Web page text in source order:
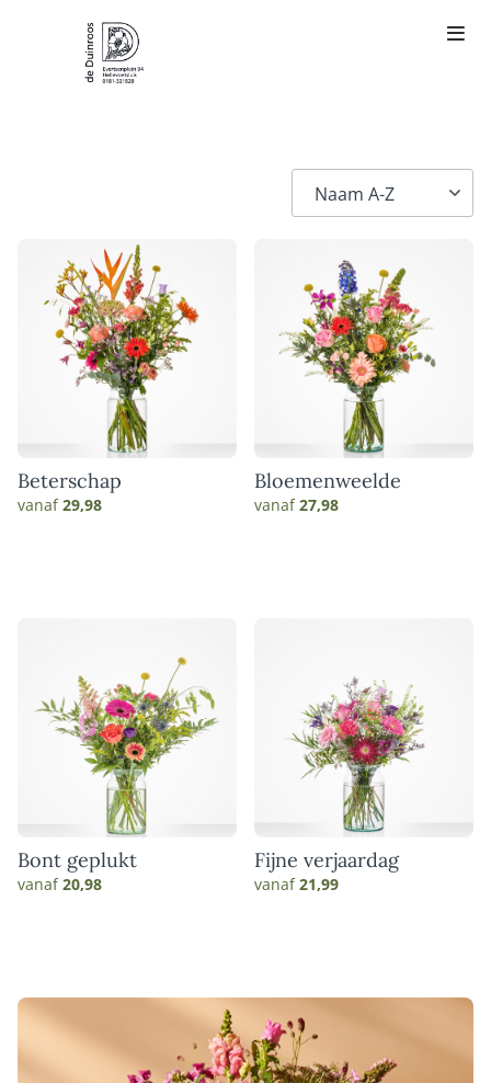
Beterschap
vanaf29,98
Bloemenweelde
vanaf27,98
Bont geplukt
vanaf20,98
Fijne verjaardag
vanaf21,99